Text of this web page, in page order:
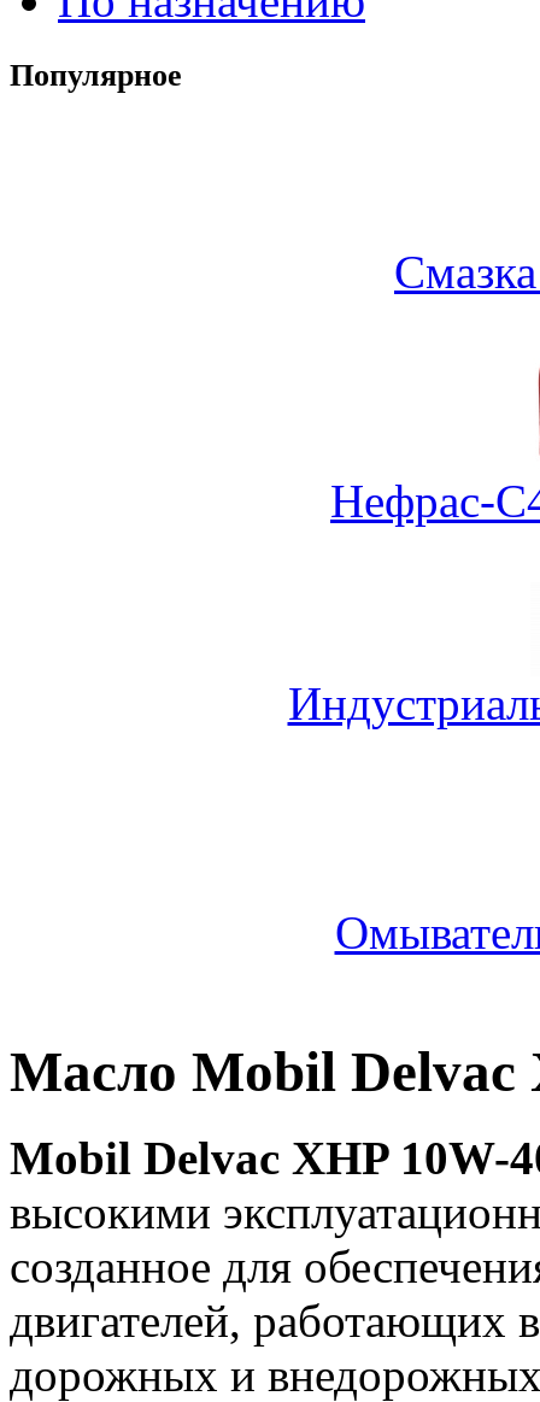
Популярное
Нефрас-
Масло Mobil Delvac
Mobil Delvac XHP 10W-
высокими
созданное для
двигателей, работающих
дорожных и